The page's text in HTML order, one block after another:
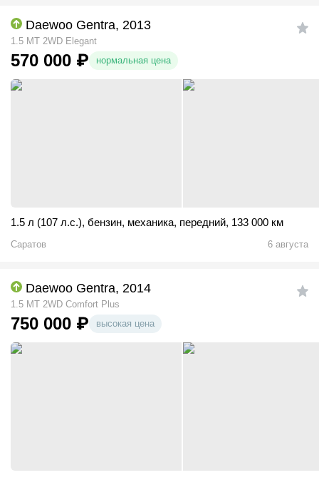
Daewoo Gentra, 2013
1.5 MT 2WD Elegant
570 000 ₽ нормальная цена
1.5 л (107 л.с.), бензин, механика, передний, 133 000 км
Саратов 6 августа
Daewoo Gentra, 2014
1.5 MT 2WD Comfort Plus
750 000 ₽ высокая цена